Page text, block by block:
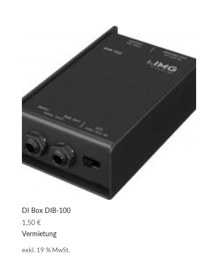
DI Box DIB-100
1,50 €
Vermietung
exkl. 19 % MwSt.